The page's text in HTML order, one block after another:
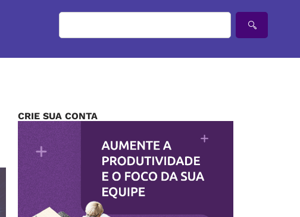
CRIE SUA CONTA